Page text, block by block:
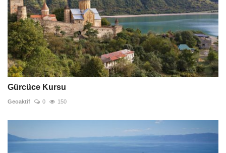
Gürcüce Kursu
Geoaktif 0 150